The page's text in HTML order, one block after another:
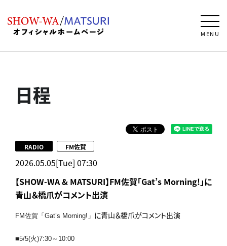
MENU
日程
2026.05.05[Tue] 07:30
RADIO FM佐賀
【SHOW-WA & MATSURI】FM佐賀「Gat’s Morning!」に
青山＆橋爪がコメント出演
FM佐賀「Gat’s Morning!」 に青山＆橋爪がコメント出演
■5/5(火)7:30～10:00